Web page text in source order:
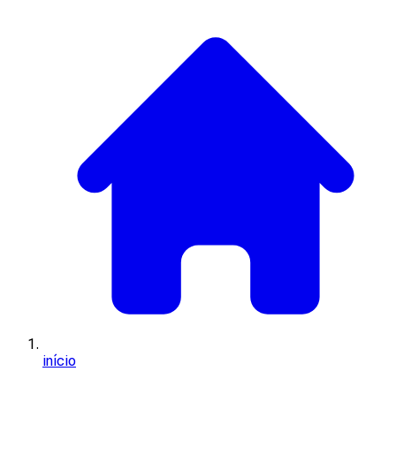
início